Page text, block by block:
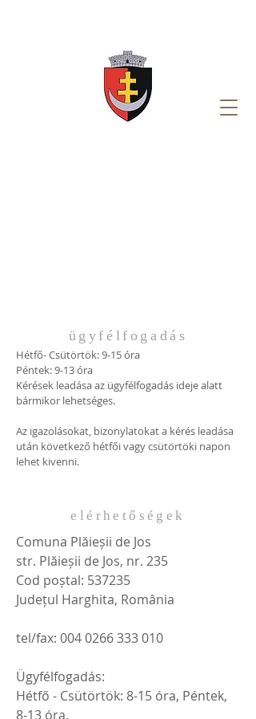
ügyfélfogadás
Hétfő- Csütörtök: 9-15 óra
Péntek: 9-13 óra
Kérések leadása az ügyfélfogadás ideje alatt
bármikor lehetséges.
Az igazolásokat, bizonylatokat a kérés leadása
után következő hétfői vagy csütörtöki napon
lehet kivenni.
elérhetőségek
Comuna Plăieșii de Jos
str. Plăieșii de Jos, nr. 235
Cod poștal: 537235
Județul Harghita, România
tel/fax: 004 0266 333 010
Ügyfélfogadás:
Hétfő - Csütörtök: 8-15 óra, Péntek,
8-13 óra.